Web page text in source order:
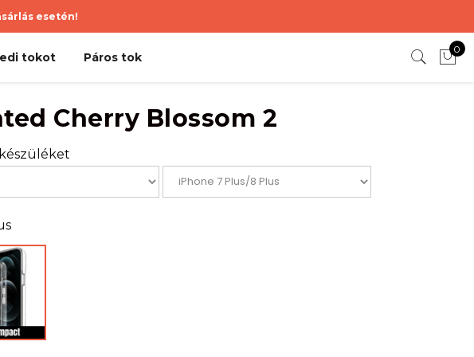
esetén!
tokot Páros tok
0
Cherry Blossom 2